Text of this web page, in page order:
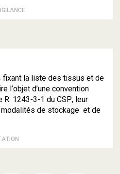
la liste des tissus et de
l’objet d’une convention
R. 1243-3-1 du CSP, leur
modalités de stockage et de